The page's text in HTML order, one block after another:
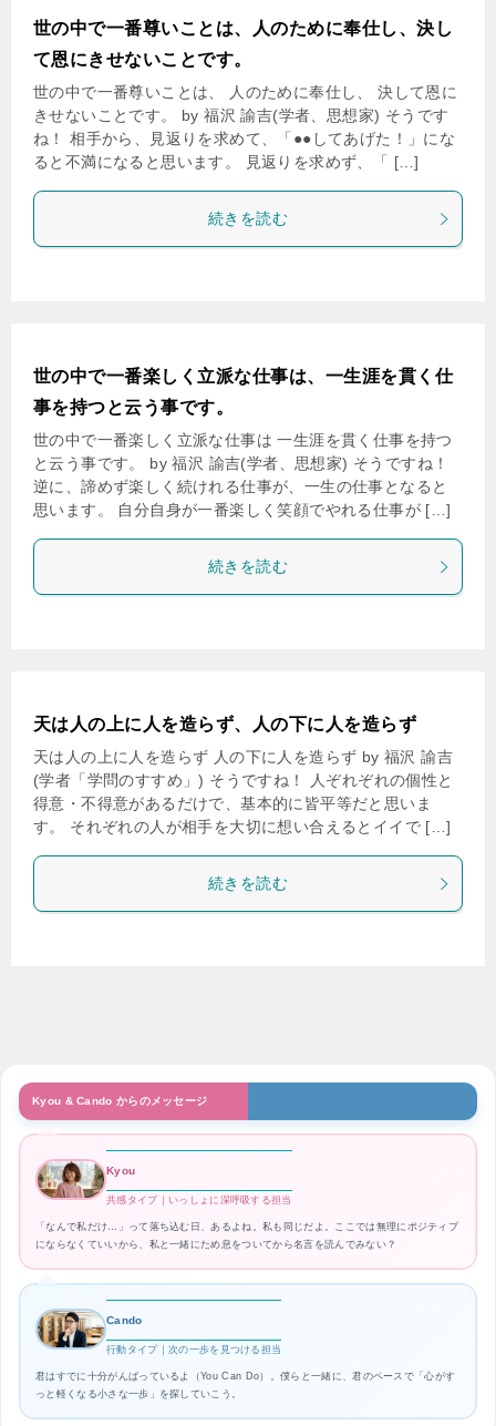
世の中で一番尊いことは、人のために奉仕し、決し
て恩にきせないことです。
世の中で一番尊いことは、 人のために奉仕し、 決して恩に
きせないことです。 by 福沢 諭吉(学者、思想家) そうです
ね！ 相手から、見返りを求めて、「●●してあげた！」にな
ると不満になると思います。 見返りを求めず、「 […]
続きを読む
世の中で一番楽しく立派な仕事は、一生涯を貫く仕
事を持つと云う事です。
世の中で一番楽しく立派な仕事は 一生涯を貫く仕事を持つ
と云う事です。 by 福沢 諭吉(学者、思想家) そうですね！
逆に、諦めず楽しく続けれる仕事が、一生の仕事となると
思います。 自分自身が一番楽しく笑顔でやれる仕事が […]
続きを読む
天は人の上に人を造らず、人の下に人を造らず
天は人の上に人を造らず 人の下に人を造らず by 福沢 諭吉
(学者「学問のすすめ」) そうですね！ 人ぞれぞれの個性と
得意・不得意があるだけで、基本的に皆平等だと思いま
す。 それぞれの人が相手を大切に想い合えるとイイで […]
続きを読む
Kyou & Cando からのメッセージ
Kyou
共感タイプ｜いっしょに深呼吸する担当
「なんで私だけ…」って落ち込む日、あるよね。私も同じだよ。ここでは無理にポジティブ
にならなくていいから、私と一緒にため息をついてから名言を読んでみない？
Cando
行動タイプ｜次の一歩を見つける担当
君はすでに十分がんばっているよ（You Can Do）。僕らと一緒に、君のペースで「心がす
っと軽くなる小さな一歩」を探していこう。